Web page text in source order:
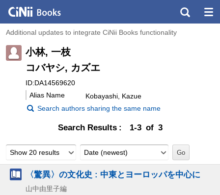
Additional updates to integrate CiNii Books functionality
小林, 一枝
コバヤシ, カズエ
ID:DA14569620
Alias Name
Kobayashi, Kazue
Search authors sharing the same name
Search Results 1-3 of 3
Show 20 results Date (newest)
〈驚異〉の文化史 : 中東とヨーロッパを中心に
山中由里子編